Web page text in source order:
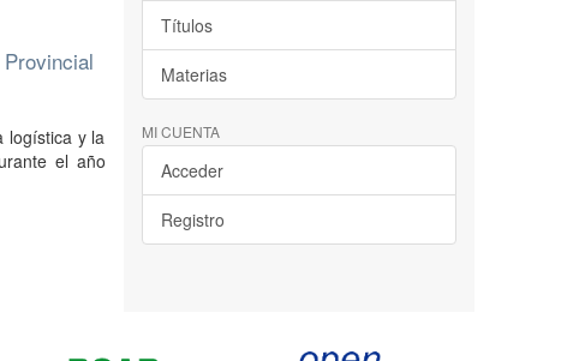
logística y la
el año
Títulos
Materias
MI CUENTA
Acceder
Registro